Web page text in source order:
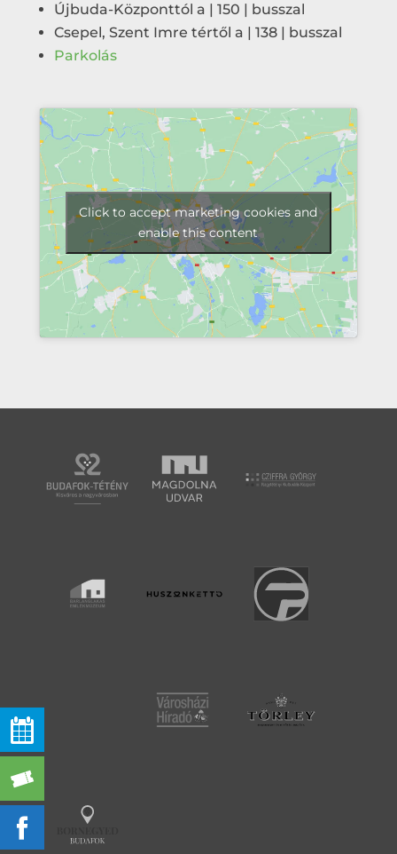
Újbuda-Központtól a | 150 | busszal
Csepel, Szent Imre tértől a | 138 | busszal
Parkolás
Click to accept marketing cookies and
enable this content